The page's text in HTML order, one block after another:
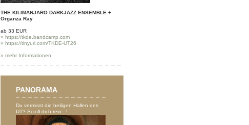
THE KILIMANJARO DARKJAZZ ENSEMBLE +
Organza Ray
ab 33 EUR
» https://tkde.bandcamp.com
» https://tinyurl.com/TKDE-UT26
» mehr Informationen
PANORAMA
Du vermisst die heiligen Hallen des
UT? Scroll dich rein...!